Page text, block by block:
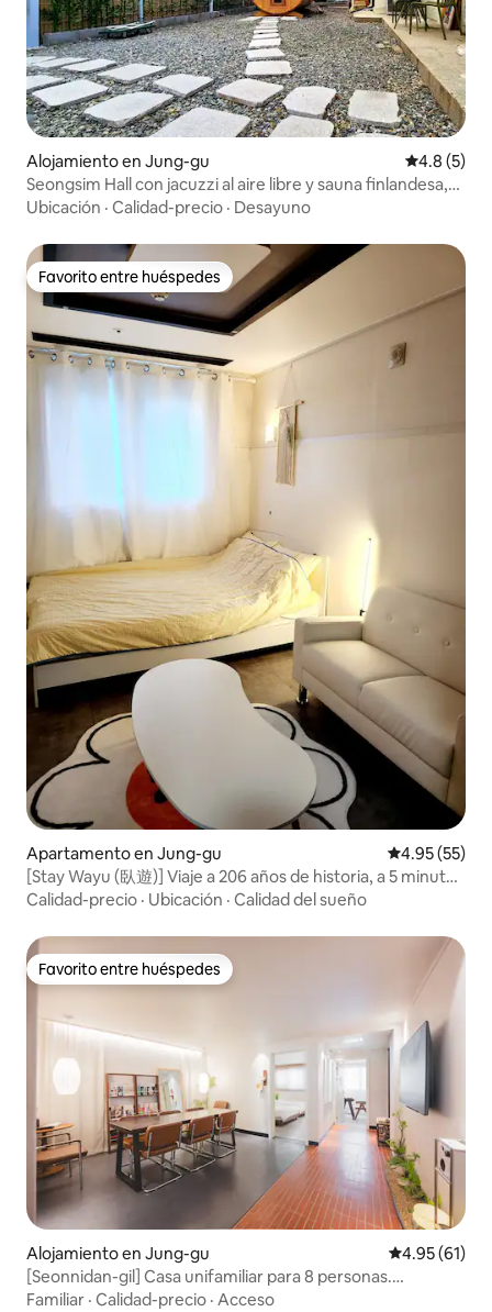
Alojamiento en Jung-gu
4.8 (5)
Seongsim Hall con jacuzzi al aire libre y sauna finlandesa,
Daeheung Belseom Stay cerca de la estación de Daejeon,
Ubicación · Calidad-precio · Desayuno
Favorito entre huéspedes
Favorito entre huéspedes
Apartamento en Jung-gu Calificación
4.95 (55)
[Stay Wayu (臥遊)] Viaje a 206 años de historia, a 5 minutos
a pie de Seongsim-dang, Hanwha Eagles Park / No hay
Calidad-precio · Ubicación · Calidad del sueño
Favorito entre huéspedes
Favorito entre huéspedes
Alojamiento en Jung-gu Calificación
4.95 (61)
[Seonnidan-gil] Casa unifamiliar para 8 personas.
Seongsimdang. Seonhwa Mat-gil. Prelude Da Cuche.
Familiar · Calidad-precio · Acceso